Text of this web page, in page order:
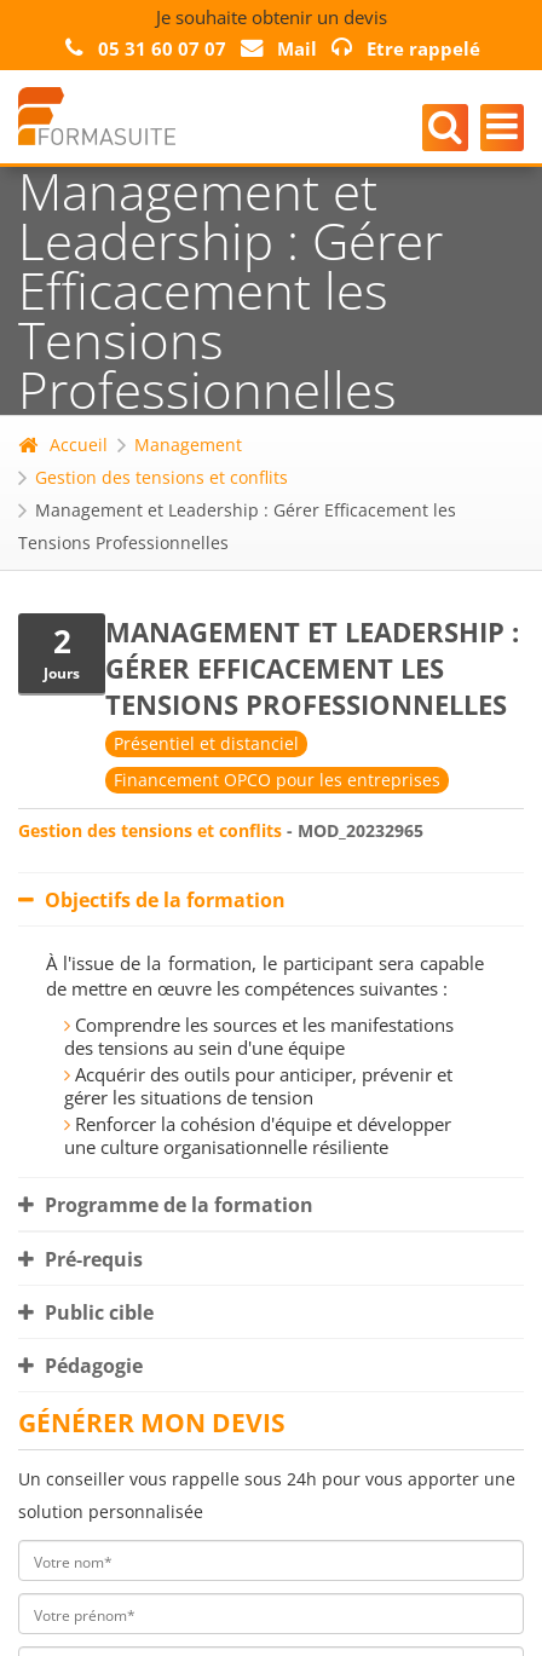
Je souhaite obtenir un devis
05 31 60 07 07
Mail Etre rappelé
Management et
Leadership : Gérer
Efficacement les
Tensions
Professionnelles
Accueil
Management
Gestion des tensions et conflits
Management et Leadership : Gérer Efficacement les
Tensions Professionnelles
2
Jours
MANAGEMENT ET LEADERSHIP :
GÉRER EFFICACEMENT LES
TENSIONS PROFESSIONNELLES
Présentiel et distanciel
Financement OPCO pour les entreprises
Gestion des tensions et conflits - MOD_20232965
Objectifs de la formation
À l'issue de la formation, le participant sera capable
de mettre en œuvre les compétences suivantes :
Comprendre les sources et les manifestations
des tensions au sein d'une équipe
Acquérir des outils pour anticiper, prévenir et
gérer les situations de tension
Renforcer la cohésion d'équipe et développer
une culture organisationnelle résiliente
Programme de la formation
Pré-requis
Public cible
Pédagogie
GÉNÉRER MON DEVIS
Un conseiller vous rappelle sous 24h pour vous apporter une
solution personnalisée